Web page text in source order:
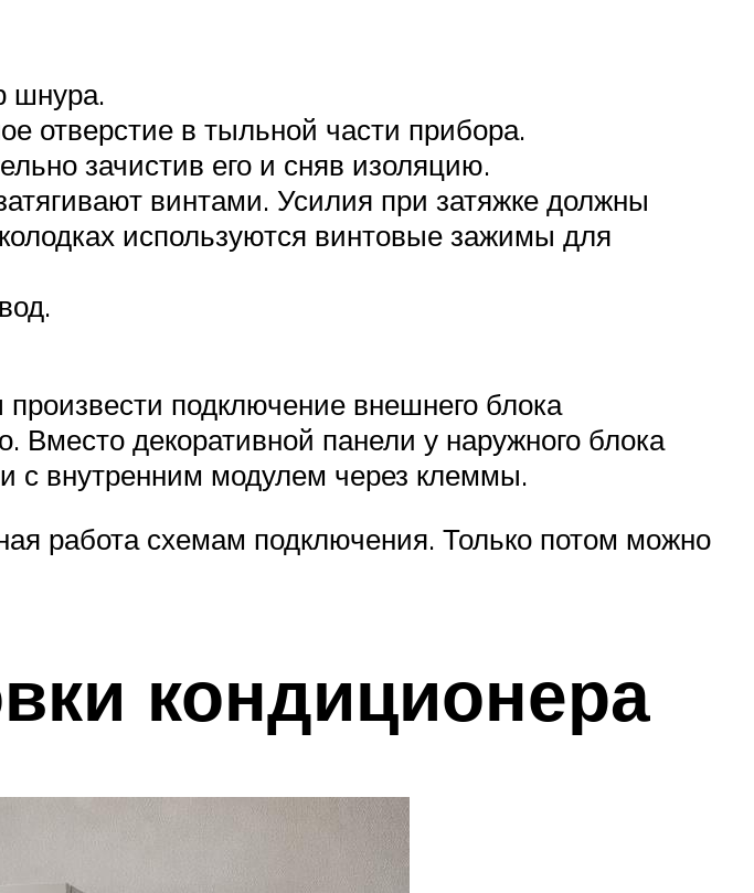
шнура.
отверстие в тыльной части прибора.
зачистив его и сняв изоляцию.
винтами. Усилия при затяжке должны
используются винтовые зажимы для
произвести подключение внешнего блока
Вместо декоративной панели у наружного блока
с внутренним модулем через клеммы.
работа схемам подключения. Только потом можно
кондиционера